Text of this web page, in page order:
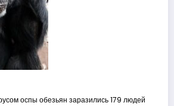
оспы обезьян заразились 179 людей